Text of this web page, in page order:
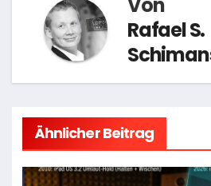
Rafael S.
Ähnlicher Beitrag